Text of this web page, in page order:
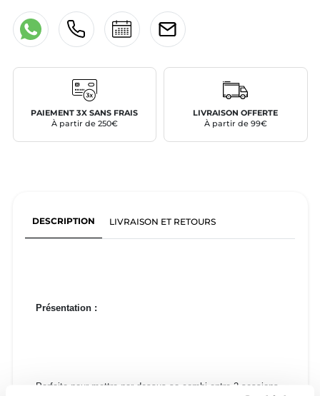
PAIEMENT 3X SANS FRAIS
À partir de 250€
LIVRAISON OFFERTE
À partir de 99€
DESCRIPTION LIVRAISON ET RETOURS
Présentation :
Parfaite pour mettre par dessus sa combi entre 2 sessions.